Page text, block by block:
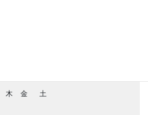
木 金 土